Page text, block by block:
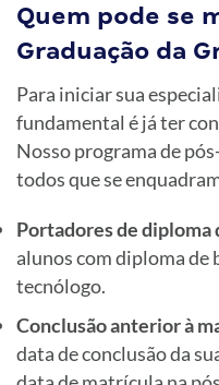
Quem pode se
Graduação da
Para iniciar sua
fundamental é já ter
Nosso programa de
todos que se
Portadores de diploma
alunos com diploma de
tecnólogo.
Conclusão anterior à
data de conclusão da